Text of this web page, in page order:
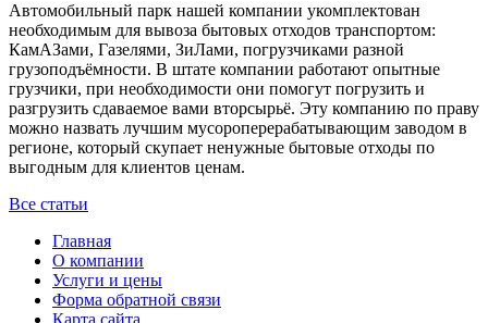
Автомобильный парк нашей компании укомплектован
необходимым для вывоза бытовых отходов транспортом:
КамАЗами, Газелями, ЗиЛами, погрузчиками разной
грузоподъёмности. В штате компании работают опытные
грузчики, при необходимости они помогут погрузить и
разгрузить сдаваемое вами вторсырьё. Эту компанию по праву
можно назвать лучшим мусороперерабатывающим заводом в
регионе, который скупает ненужные бытовые отходы по
выгодным для клиентов ценам.
Все статьи
Главная
О компании
Услуги и цены
Форма обратной связи
Карта сайта